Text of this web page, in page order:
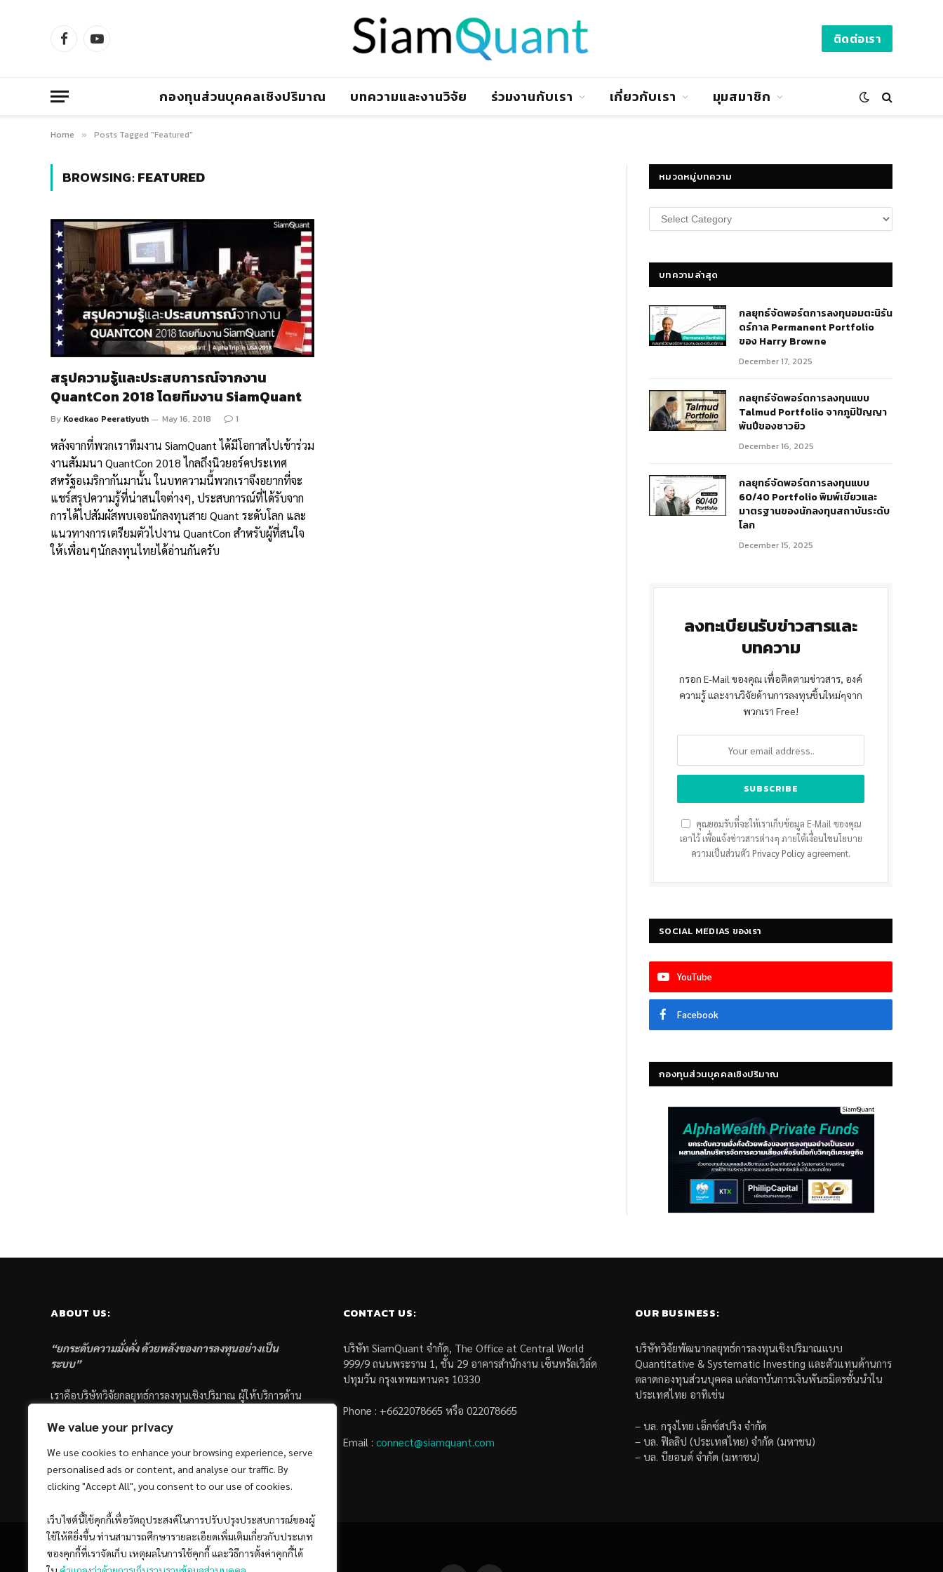
We value your privacy
We use cookies to enhance your browsing experience, serve
personalised ads or content, and analyse our traffic. By
clicking "Accept All", you consent to our use of cookies.
เว็บไซต์นี้ใช้คุกกี้เพื่อวัตถุประสงค์ในการปรับปรุงประสบการณ์ของผู้
ใช้ให้ดียิ่งขึ้น ท่านสามารถศึกษารายละเอียดเพิ่มเติมเกี่ยวกับประเภท
ของคุกกี้ที่เราจัดเก็บ เหตุผลในการใช้คุกกี้ และวิธีการตั้งค่าคุกกี้ได้
FacebookYouTube ติดต่อเรา
กองทุนส่วนบุคคลเชิงปริมาณ บทความและงานวิจัย ร่วมงานกับเรา เกี่ยวกับเรา มุมสมาชิก
Home » Posts Tagged "Featured"
BROWSING:FEATURED
สรุปความรู้และประสบการณ์จากงาน
QuantCon 2018 โดยทีมงาน SiamQuant
By Koedkao Peeratiyuth May 16, 2018 1
หลังจากที่พวกเราทีมงาน SiamQuant ได้มีโอกาสไปเข้าร่วม
งานสัมมนา QuantCon 2018 ไกลถึงนิวยอร์คประเทศ
สหรัฐอเมริกากันมานั้น ในบทความนี้พวกเราจึงอยากที่จะ
แชร์สรุปความรู้ที่น่าสนใจต่างๆ, ประสบการณ์ที่ได้รับจาก
การได้ไปสัมผัสพบเจอนักลงทุนสาย Quant ระดับโลก และ
แนวทางการเตรียมตัวไปงาน QuantCon สำหรับผู้ที่สนใจ
ให้เพื่อนๆนักลงทุนไทยได้อ่านกันครับ
หมวดหมู่บทความ
หมวด
หมู่
บทความล่าสุด
กลยุทธ์​จัดพอร์ตการลงทุนอมตะนิรัน
ดร์กาล Permanent Portfolio
ของ Harry Browne
December 17, 2025
กลยุทธ์จัดพอร์ตการลงทุนแบบ
Talmud Portfolio จากภูมิปัญญา
พันปีของชาวยิว
December 16, 2025
กลยุทธ์จัดพอร์ตการลงทุนแบบ
60/40 Portfolio พิมพ์เขียวและ
มาตรฐานของนักลงทุนสถาบันระดับ
โลก
December 15, 2025
ลงทะเบียนรับข่าวสารและ
บทความ
กรอก E-Mail ของคุณ เพื่อติดตามข่าวสาร, องค์
ความรู้ และงานวิจัยด้านการลงทุนชิ้นใหม่ๆจาก
พวกเรา Free!
คุณยอมรับที่จะให้เราเก็บข้อมูล E-Mail ของคุณ
เอาไว้ เพื่อแจ้งข่าวสารต่างๆ ภายใต้เงื่อนไขนโยบาย
ความเป็นส่วนตัว Privacy Policy agreement.
SOCIAL MEDIAS ของเรา
YouTube
Facebook
กองทุนส่วนบุคคลเชิงปริมาณ
ABOUT US:
“ยกระดับความมั่งคั่ง ด้วยพลังของการลงทุนอย่างเป็น
ระบบ”
เราคือบริษัทวิจัยกลยุทธ์การลงทุนเชิงปริมาณ ผู้ให้บริการด้าน
ส่วนบุคคล ซึ่งมีเป้าหมายที่จะช่วยเหลือให้นักลงทุนไทย
ด้วยแนวคิดและกระบวนการลงทุนอย่างเป็นระบบแบบ
Quantitative & Systematic Investing
CONTACT US:
บริษัท SiamQuant จำกัด, The Office at Central World
999/9 ถนนพระราม 1, ชั้น 29 อาคารสำนักงาน เซ็นทรัลเวิล์ด
ปทุมวัน กรุงเทพมหานคร 10330
Phone : +6622078665 หรือ 022078665
Email : connect@siamquant.com
OUR BUSINESS:
บริษัทวิจัยพัฒนากลยุทธ์การลงทุนเชิงปริมาณแบบ
Quantitative & Systematic Investing และตัวแทนด้านการ
ตลาดกองทุนส่วนบุคคล แก่สถาบันการเงินพันธมิตรชั้นนำใน
ประเทศไทย อาทิเช่น
– บล. กรุงไทย เอ็กซ์สปริง จำกัด
– บล. ฟิลลิป (ประเทศไทย) จำกัด (มหาชน)
– บล. บียอนด์ จำกัด (มหาชน)